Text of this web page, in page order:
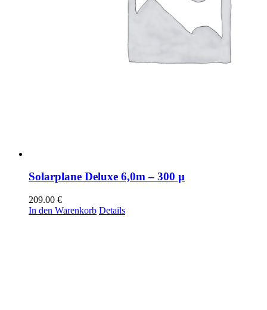
Solarplane Deluxe 6,0m – 300 µ
209.00 €
In den Warenkorb Details